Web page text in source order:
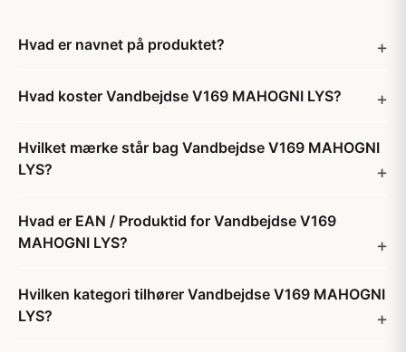
Hvad er navnet på produktet?
Hvad koster Vandbejdse V169 MAHOGNI LYS?
Hvilket mærke står bag Vandbejdse V169 MAHOGNI
LYS?
Hvad er EAN / Produktid for Vandbejdse V169
MAHOGNI LYS?
Hvilken kategori tilhører Vandbejdse V169 MAHOGNI
LYS?